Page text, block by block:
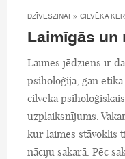
DZĪVESZIŅAI » CILVĒKA
Laimīgās un
Laimes jēdziens ir
psiholoģijā, gan
cilvēka
uzplaiksnījums.
kur laimes stāvoklis
nāciju sakarā. Pēc